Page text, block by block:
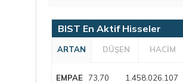
BIST En Aktif Hisseler
ARTAN DÜŞEN HACİM
EMPAE 73,70 1.458.026.107